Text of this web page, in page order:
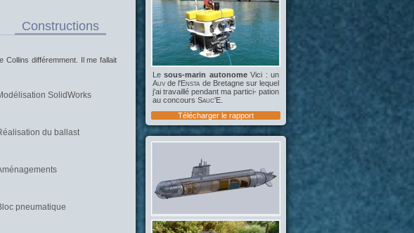
Lesous-marin autonomeVici : un
Auv de l'Ensta de Bretagne sur lequel
j'ai travaillé pendant ma partici- pation
au concours Sauc'E
Télécharger le rapport
Constructions
Collins différemment. Il me fallait
SolidWorks
du ballast
pneumatique